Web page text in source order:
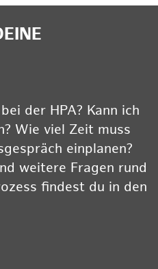
der HPA? Kann ich
Wie viel Zeit muss
einplanen?
weitere Fragen rund
findest du in den